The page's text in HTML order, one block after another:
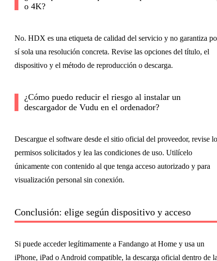
o 4K?
No. HDX es una etiqueta de calidad del servicio y no garantiza
sí sola una resolución concreta. Revise las opciones del título, el
dispositivo y el método de reproducción o descarga.
¿Cómo puedo reducir el riesgo al instalar un
descargador de Vudu en el ordenador?
Descargue el software desde el sitio oficial del proveedor, revise
permisos solicitados y lea las condiciones de uso. Utilícelo
únicamente con contenido al que tenga acceso autorizado y para
visualización personal sin conexión.
Conclusión: elige según dispositivo y acceso
Si puede acceder legítimamente a Fandango at Home y usa un
iPhone, iPad o Android compatible, la descarga oficial dentro de